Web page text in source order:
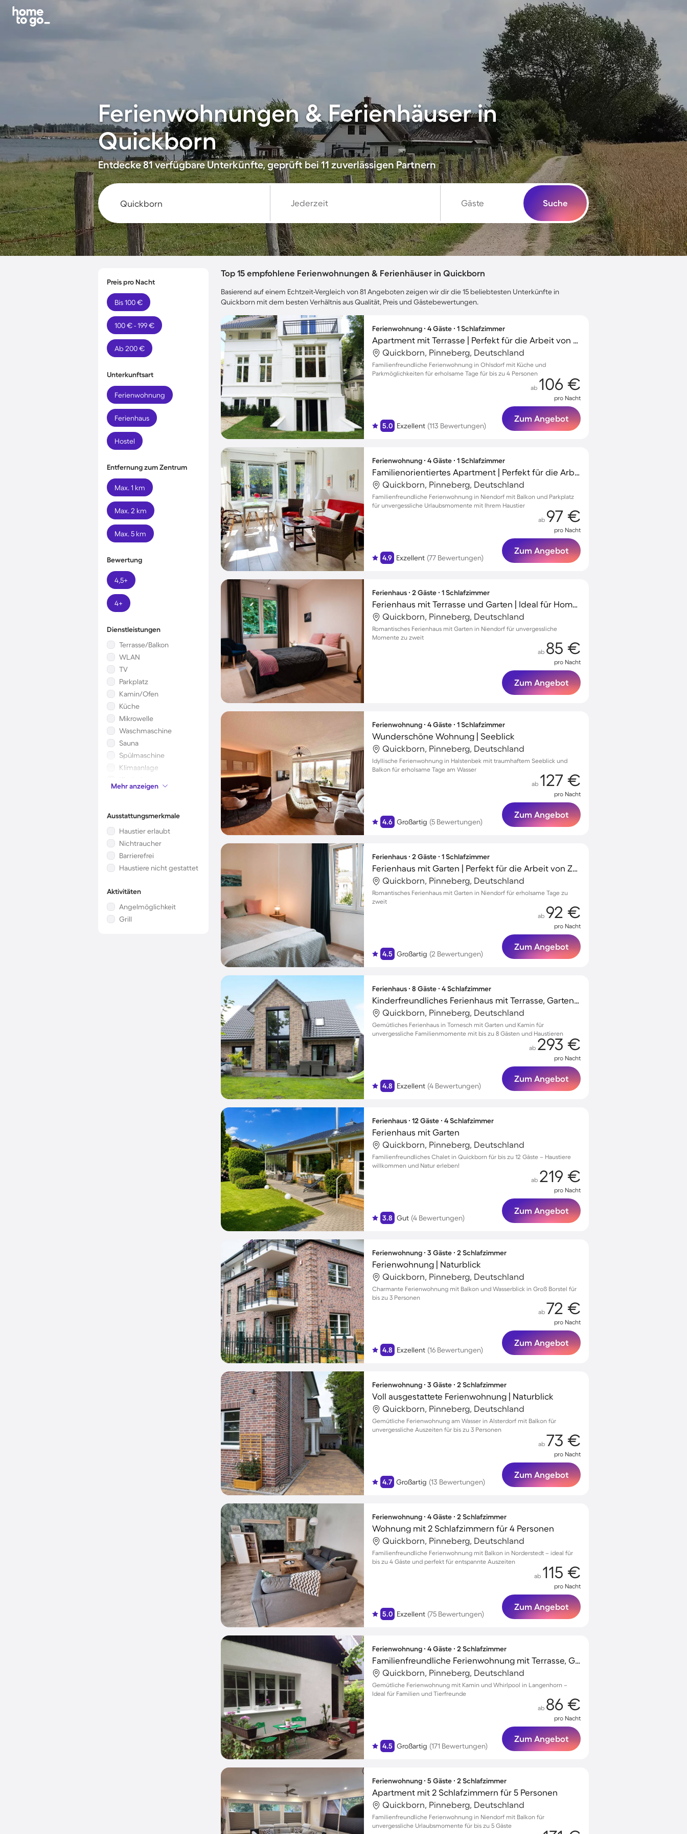
Ferienwohnungen & Ferienhäuser in
Quickborn
Entdecke 81 verfügbare Unterkünfte, geprüft bei 11 zuverlässigen Partnern
Jederzeit Gäste Suche
Preis pro Nacht
Bis 100 €
100 € - 199 €
Ab 200 €
Unterkunftsart
Ferienwohnung
Ferienhaus
Hostel
Entfernung zum Zentrum
Max. 1 km
Max. 2 km
Max. 5 km
Bewertung
4,5+
4+
Dienstleistungen
Terrasse/Balkon
WLAN
TV
Parkplatz
Kamin/Ofen
Küche
Mikrowelle
Waschmaschine
Sauna
Spülmaschine
Klimaanlage
Kinderbett
Mehr anzeigen
Ausstattungsmerkmale
Haustier erlaubt
Nichtraucher
Barrierefrei
Haustiere nicht gestattet
Aktivitäten
Angelmöglichkeit
Grill
Top 15 empfohlene Ferienwohnungen & Ferienhäuser in Quickborn
Basierend auf einem Echtzeit-Vergleich von 81 Angeboten zeigen wir dir die 15 beliebtesten Unterkünfte in
Quickborn mit dem besten Verhältnis aus Qualität, Preis und Gästebewertungen.
Ferienwohnung ∙ 4 Gäste ∙ 1 Schlafzimmer
Apartment mit Terrasse | Perfekt für die Arbeit von Zuhause
Quickborn, Pinneberg, Deutschland
Familienfreundliche Ferienwohnung in Ohlsdorf mit Küche und
Parkmöglichkeiten für erholsame Tage für bis zu 4 Personen
5.0 Exzellent (113 Bewertungen)
ab 106 €
pro Nacht
Zum Angebot
Ferienwohnung ∙ 4 Gäste ∙ 1 Schlafzimmer
Familienorientiertes Apartment | Perfekt für die Arbeit von Zuhause | Haustiere sind willkommen
Quickborn, Pinneberg, Deutschland
Familienfreundliche Ferienwohnung in Niendorf mit Balkon und Parkplatz
für unvergessliche Urlaubsmomente mit Ihrem Haustier
4.9 Exzellent (77 Bewertungen)
ab 97 €
pro Nacht
Zum Angebot
Ferienhaus ∙ 2 Gäste ∙ 1 Schlafzimmer
Ferienhaus mit Terrasse und Garten | Ideal für Homeoffice
Quickborn, Pinneberg, Deutschland
Romantisches Ferienhaus mit Garten in Niendorf für unvergessliche
Momente zu zweit
ab 85 €
pro Nacht
Zum Angebot
Ferienwohnung ∙ 4 Gäste ∙ 1 Schlafzimmer
Wunderschöne Wohnung | Seeblick
Quickborn, Pinneberg, Deutschland
Idyllische Ferienwohnung in Halstenbek mit traumhaftem Seeblick und
Balkon für erholsame Tage am Wasser
4.6 Großartig (5 Bewertungen)
ab 127 €
pro Nacht
Zum Angebot
Ferienhaus ∙ 2 Gäste ∙ 1 Schlafzimmer
Ferienhaus mit Garten | Perfekt für die Arbeit von Zuhause
Quickborn, Pinneberg, Deutschland
Romantisches Ferienhaus mit Garten in Niendorf für erholsame Tage zu
zweit
4.5 Großartig (2 Bewertungen)
ab 92 €
pro Nacht
Zum Angebot
Ferienhaus ∙ 8 Gäste ∙ 4 Schlafzimmer
Kinderfreundliches Ferienhaus mit Terrasse, Garten und Grill | Haustiere sind willkommen
Quickborn, Pinneberg, Deutschland
Gemütliches Ferienhaus in Tornesch mit Garten und Kamin für
unvergessliche Familienmomente mit bis zu 8 Gästen und Haustieren
4.8 Exzellent (4 Bewertungen)
ab 293 €
pro Nacht
Zum Angebot
Ferienhaus ∙ 12 Gäste ∙ 4 Schlafzimmer
Ferienhaus mit Garten
Quickborn, Pinneberg, Deutschland
Familienfreundliches Chalet in Quickborn für bis zu 12 Gäste – Haustiere
willkommen und Natur erleben!
3.8 Gut (4 Bewertungen)
ab 219 €
pro Nacht
Zum Angebot
Ferienwohnung ∙ 3 Gäste ∙ 2 Schlafzimmer
Ferienwohnung | Naturblick
Quickborn, Pinneberg, Deutschland
Charmante Ferienwohnung mit Balkon und Wasserblick in Groß Borstel für
bis zu 3 Personen
4.8 Exzellent (16 Bewertungen)
ab 72 €
pro Nacht
Zum Angebot
Ferienwohnung ∙ 3 Gäste ∙ 2 Schlafzimmer
Voll ausgestattete Ferienwohnung | Naturblick
Quickborn, Pinneberg, Deutschland
Gemütliche Ferienwohnung am Wasser in Alsterdorf mit Balkon für
unvergessliche Auszeiten für bis zu 3 Personen
4.7 Großartig (13 Bewertungen)
ab 73 €
pro Nacht
Zum Angebot
Ferienwohnung ∙ 4 Gäste ∙ 2 Schlafzimmer
Wohnung mit 2 Schlafzimmern für 4 Personen
Quickborn, Pinneberg, Deutschland
Familienfreundliche Ferienwohnung mit Balkon in Norderstedt – ideal für
bis zu 4 Gäste und perfekt für entspannte Auszeiten
5.0 Exzellent (75 Bewertungen)
ab 115 €
pro Nacht
Zum Angebot
Ferienwohnung ∙ 4 Gäste ∙ 2 Schlafzimmer
Familienfreundliche Ferienwohnung mit Terrasse, Garten und Whirlpool | Naturblick | Perfekt für die Arbeit von Zuhause | Haustierfreundlich
Quickborn, Pinneberg, Deutschland
Gemütliche Ferienwohnung mit Kamin und Whirlpool in Langenhorn –
Ideal für Familien und Tierfreunde
4.5 Großartig (171 Bewertungen)
ab 86 €
pro Nacht
Zum Angebot
Ferienwohnung ∙ 5 Gäste ∙ 2 Schlafzimmer
Apartment mit 2 Schlafzimmern für 5 Personen
Quickborn, Pinneberg, Deutschland
Familienfreundliche Ferienwohnung in Niendorf mit Balkon für
unvergessliche Urlaubsmomente für bis zu 5 Gäste